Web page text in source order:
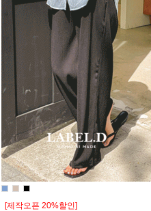
[제작오픈 20%할인]